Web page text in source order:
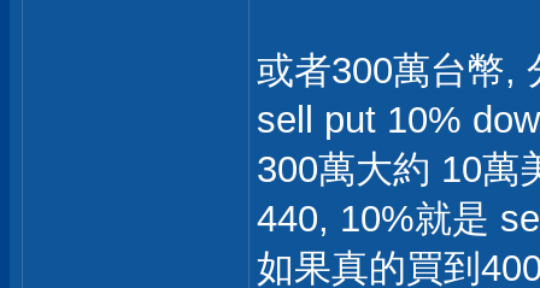
或者300萬台幣,
sell put 10%
300萬大約 10萬
440, 10%就是
如果真的買到